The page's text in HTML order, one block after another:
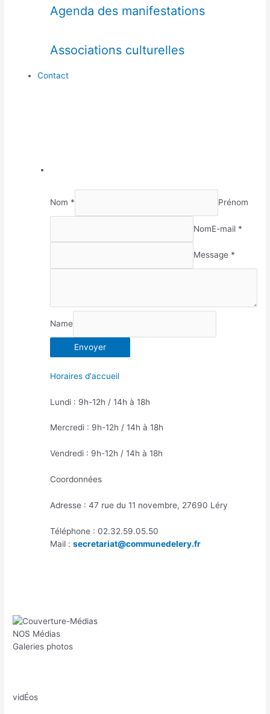
Agenda des manifestations
Associations culturelles
Contact
Nom * Prénom
NomE-mail *
Message *
Name
Envoyer
Horaires d'accueil
Lundi : 9h-12h / 14h à 18h
Mercredi : 9h-12h / 14h à 18h
Vendredi : 9h-12h / 14h à 18h
Coordonnées
Adresse : 47 rue du 11 novembre, 27690 Léry
Téléphone : 02.32.59.05.50
Mail : secretariat@communedelery.fr
NOS Médias
Galeries photos
vidÉos